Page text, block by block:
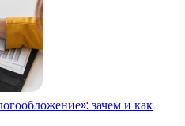
зачем и как